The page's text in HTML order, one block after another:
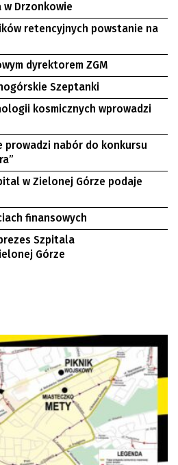
w Drzonkowie
retencyjnych powstanie na
dyrektorem ZGM
Szeptanki
kosmicznych wprowadzi
prowadzi nabór do konkursu
w Zielonej Górze podaje
finansowych
Szpitala
Górze